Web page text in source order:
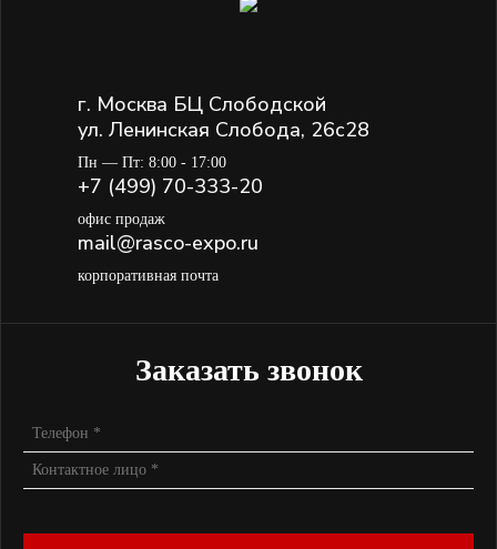
г. Москва БЦ Слободской
ул. Ленинская Слобода, 26с28
Пн — Пт: 8:00 - 17:00
+7 (499) 70-333-20
офис продаж
mail@rasco-expo.ru
корпоративная почта
Заказать звонок